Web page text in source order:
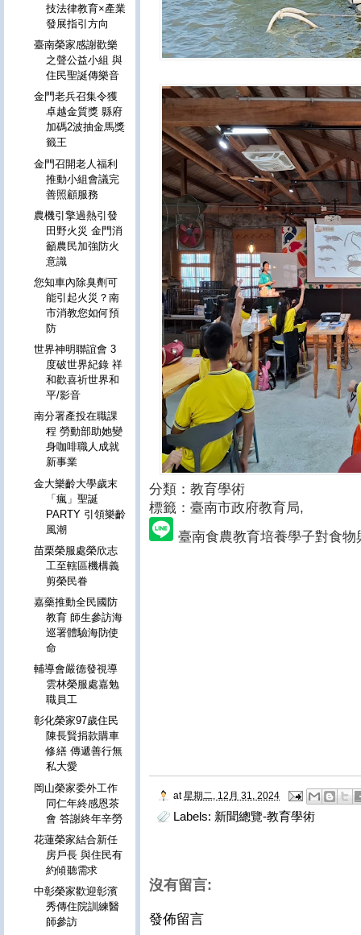
分類：教育學術
標籤：臺南市政府教育局,
臺南食農教育培養學子對食物
at 星期二, 12月 31, 2024
Labels: 新聞總覽-教育學術
沒有留言:
發佈留言
技法律教育×產業
發展指引方向
臺南榮家感謝歡樂
之聲公益小組 與
住民聖誕傳樂音
金門老兵召集令獲
卓越金質獎 縣府
加碼2波抽金馬獎
籤王
金門召開老人福利
推動小組會議完
善照顧服務
農機引擎過熱引發
田野火災 金門消
籲農民加強防火
意識
您知車內除臭劑可
能引起火災？南
市消教您如何預
防
世界神明聯誼會 3
度破世界紀錄 祥
和歡喜祈世界和
平/影音
南分署產投在職課
程 勞動部助她變
身咖啡職人成就
新事業
金大樂齡大學歲末
「瘋」聖誕
PARTY 引領樂齡
風潮
苗栗榮服處榮欣志
工至轄區機構義
剪榮民眷
嘉藥推動全民國防
教育 師生參訪海
巡署體驗海防使
命
輔導會嚴德發視導
雲林榮服處嘉勉
職員工
彰化榮家97歲住民
陳長賢捐款購車
修繕 傳遞善行無
私大愛
岡山榮家委外工作
同仁年終感恩茶
會 答謝終年辛勞
花蓮榮家結合新任
房戶長 與住民有
約傾聽需求
中彰榮家歡迎彰濱
秀傳住院訓練醫
師參訪